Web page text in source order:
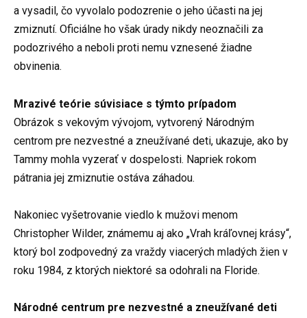
a vysadil, čo vyvolalo podozrenie o jeho účasti na jej
zmiznutí. Oficiálne ho však úrady nikdy neoznačili za
podozrivého a neboli proti nemu vznesené žiadne
obvinenia.
Mrazivé teórie súvisiace s týmto prípadom
Obrázok s vekovým vývojom, vytvorený Národným
centrom pre nezvestné a zneužívané deti, ukazuje, ako by
Tammy mohla vyzerať v dospelosti. Napriek rokom
pátrania jej zmiznutie ostáva záhadou.
Nakoniec vyšetrovanie viedlo k mužovi menom
Christopher Wilder, známemu aj ako „Vrah kráľovnej krásy“,
ktorý bol zodpovedný za vraždy viacerých mladých žien v
roku 1984, z ktorých niektoré sa odohrali na Floride.
Národné centrum pre nezvestné a zneužívané deti